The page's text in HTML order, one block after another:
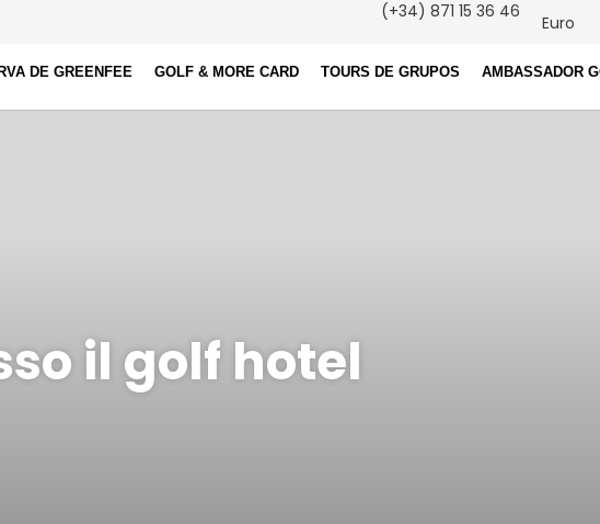
DE GREENFEE GOLF & MORE CARD TOURS DE GRUPOS AMBASSADOR
(+34) 871 15 36 46
Euro
il golf hotel